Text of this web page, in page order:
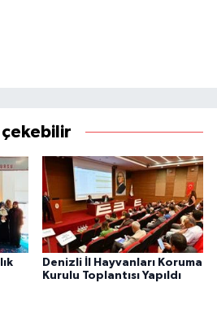
çekebilir
Denizli İl Hayvanları Koruma
Kurulu Toplantısı Yapıldı